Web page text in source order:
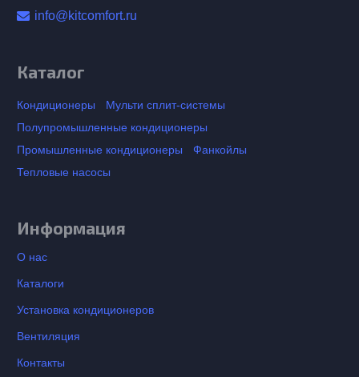
info@kitcomfort.ru
Каталог
Кондиционеры
Мульти сплит-системы
Полупромышленные кондиционеры
Промышленные кондиционеры
Фанкойлы
Тепловые насосы
Информация
О нас
Каталоги
Установка кондиционеров
Вентиляция
Контакты